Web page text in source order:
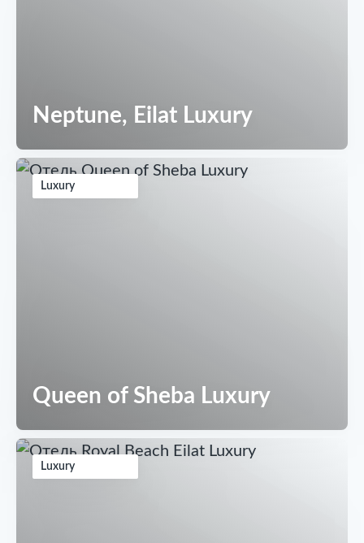
Neptune, Eilat Luxury
Luxury
Queen of Sheba Luxury
Luxury